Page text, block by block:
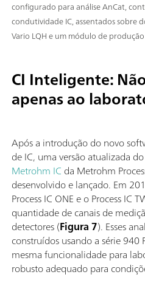
configurado para análise AnCat,
condutividade IC, assentados sobre
Vario LQH e um módulo de
CI Inteligente:
apenas ao
Após a introdução do novo
de IC, uma versão atualizada do
Metrohm IC da Metrohm
desenvolvido e lançado. Em
Process IC ONE e o Process IC
quantidade de canais de
detectores (Figura 7). Esses
construídos usando a série 940
mesma funcionalidade para
robusto adequado para